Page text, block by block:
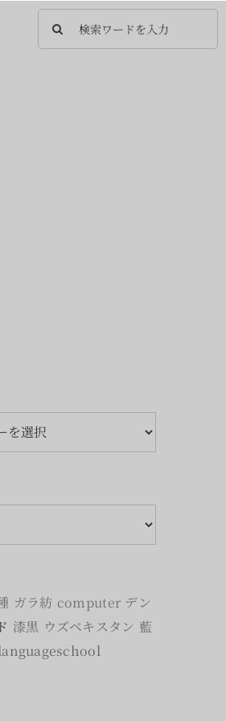
索
ガラ紡 computer デン
漆黒 ウズベキスタン 藍